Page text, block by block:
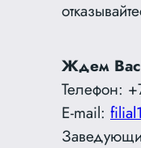
Ждем Вас
Телефон:
E-mail: